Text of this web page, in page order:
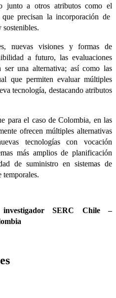
junto a otros atributos como el
precisan la incorporación de
sostenibles.
nuevas visiones y formas de
a futuro, las evaluaciones
ser una alternativa; así como las
que permiten evaluar múltiples
tecnología, destacando atributos
para el caso de Colombia, en las
ofrecen múltiples alternativas
tecnologías con vocación
más amplios de planificación
de suministro en sistemas de
temporales.
SERC Chile –